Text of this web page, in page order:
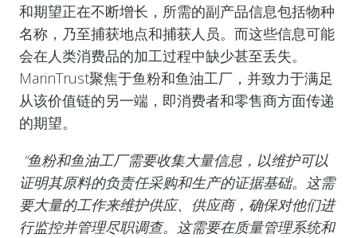
和期望正在不断增长，所需的副产品信息包括物种
名称，乃至捕获地点和捕获人员。而这些信息可能
会在人类消费品的加工过程中缺少甚至丢失。
MarinTrust聚焦于鱼粉和鱼油工厂，并致力于满足
从该价值链的另一端，即消费者和零售商方面传递
的期望。
“鱼粉和鱼油工厂需要收集大量信息，以维护可以
证明其原料的负责任采购和生产的证据基础。这需
要大量的工作来维护供应、供应商，确保对他们进
行监控并管理尽职调查。这需要在质量管理系统和